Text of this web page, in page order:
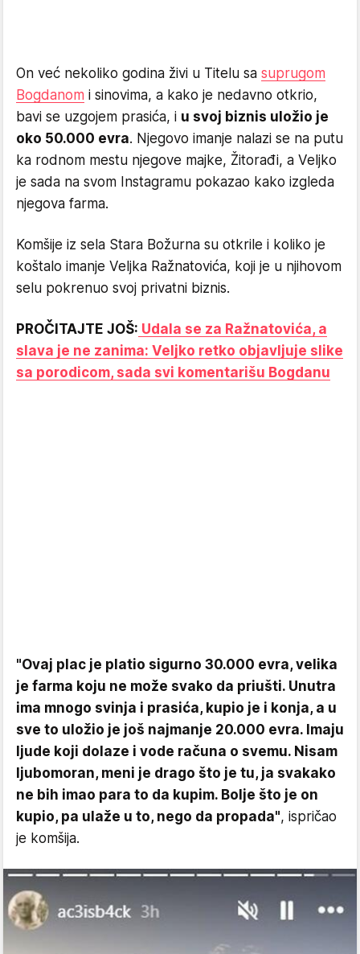
On već nekoliko godina živi u Titelu sa suprugom
Bogdanom i sinovima, a kako je nedavno otkrio,
bavi se uzgojem prasića, i u svoj biznis uložio je
oko 50.000 evra. Njegovo imanje nalazi se na putu
ka rodnom mestu njegove majke, Žitorađi, a Veljko
je sada na svom Instagramu pokazao kako izgleda
njegova farma.
Komšije iz sela Stara Božurna su otkrile i koliko je
koštalo imanje Veljka Ražnatovića, koji je u njihovom
selu pokrenuo svoj privatni biznis.
PROČITAJTE JOŠ: Udala se za Ražnatovića, a
slava je ne zanima: Veljko retko objavljuje slike
sa porodicom, sada svi komentarišu Bogdanu
"Ovaj plac je platio sigurno 30.000 evra, velika
je farma koju ne može svako da priušti. Unutra
ima mnogo svinja i prasića, kupio je i konja, a u
sve to uložio je još najmanje 20.000 evra. Imaju
ljude koji dolaze i vode računa o svemu. Nisam
ljubomoran, meni je drago što je tu, ja svakako
ne bih imao para to da kupim. Bolje što je on
kupio, pa ulaže u to, nego da propada", ispričao
je komšija.